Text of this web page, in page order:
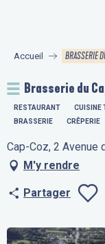
principal
Accueil BRASSERIE
Brasserie du
RESTAURANT CUISINE
BRASSERIE
CRÊPERIE
Cap-Coz, 2 Avenue
M'y rendre
Partager